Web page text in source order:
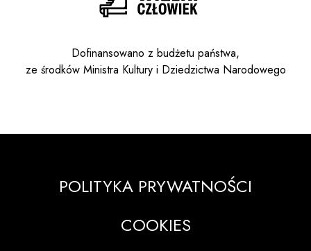
Dofinansowano z budżetu państwa,
ze środków Ministra Kultury i Dziedzictwa Narodowego
POLITYKA PRYWATNOŚCI
COOKIES